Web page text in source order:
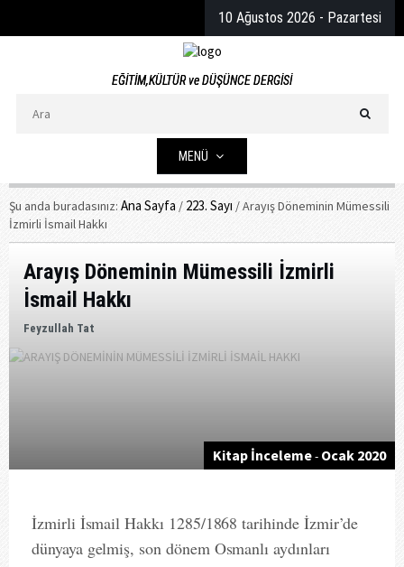
10 Ağustos 2026 - Pazartesi
EĞİTİM,KÜLTÜR ve DÜŞÜNCE DERGİSİ
MENÜ
Şu anda buradasınız: Ana Sayfa/ 223. Sayı /Arayış Döneminin Mümessili
İzmirli İsmail Hakkı
Arayış Döneminin Mümessili İzmirli
İsmail Hakkı
Feyzullah Tat
Kitap İnceleme- Ocak 2020
İzmirli İsmail Hakkı 1285/1868 tarihinde İzmir’de
dünyaya gelmiş, son dönem Osmanlı aydınları